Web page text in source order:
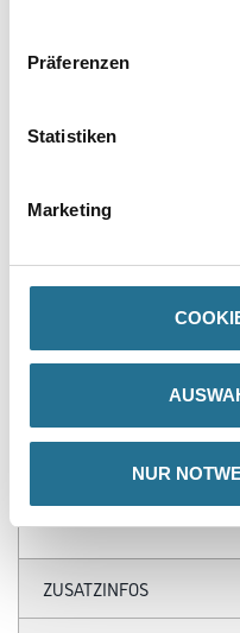
Präferenzen
Statistiken
Marketing
NUR
Staubtrocken: 10 min,
überlackierbar: 24 h
Arbeitstemperatur: 10 - 25 °C
Ergiebigkeit: 0.8 - 1.5 m²
ZUSATZINFOS